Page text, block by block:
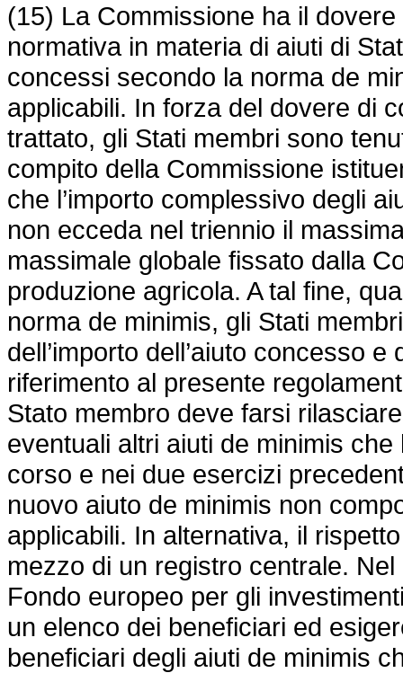
(15) La Commissione ha il
normativa in materia di aiuti di
concessi secondo la norma de
applicabili. In forza del dovere di
trattato, gli Stati membri sono
compito della Commissione
che l’importo complessivo degli
non ecceda nel triennio il
massimale globale fissato dalla
produzione agricola. A tal fine,
norma de minimis, gli Stati
dell’importo dell’aiuto concesso
riferimento al presente
Stato membro deve farsi
eventuali altri aiuti de minimis
corso e nei due esercizi
nuovo aiuto de minimis non
applicabili. In alternativa, il
mezzo di un registro centrale.
Fondo europeo per gli
un elenco dei beneficiari ed
beneficiari degli aiuti de minimis